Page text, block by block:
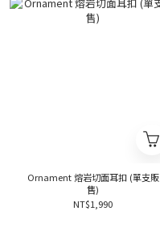
Ornament 熔岩切面耳扣 (單支販
售)
NT$1,990